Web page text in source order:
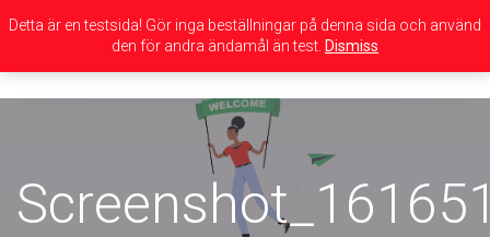
navigation
Detta är en testsida! Gör inga beställningar på denna sida och använd
den för andra ändamål än test. Dismiss